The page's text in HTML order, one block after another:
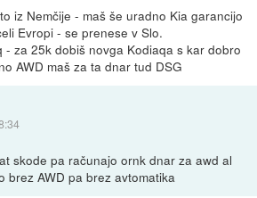
iz Nemčije - maš še uradno Kia garancijo
Evropi - se prenese v Slo.
- za 25k dobiš novga Kodiaqa s kar dobro
AWD maš za ta dnar tud DSG
skode pa računajo ornk dnar za awd al
brez AWD pa brez avtomatika